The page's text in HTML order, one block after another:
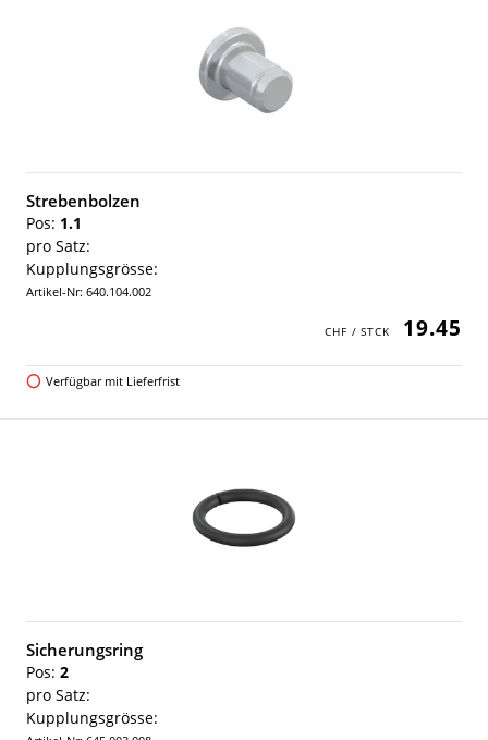
Strebenbolzen
Pos: 1.1
pro Satz:
Kupplungsgrösse:
Artikel-Nr: 640.104.002
19.45
Verfügbar mit Lieferfrist
Sicherungsring
Pos: 2
pro Satz:
Kupplungsgrösse: